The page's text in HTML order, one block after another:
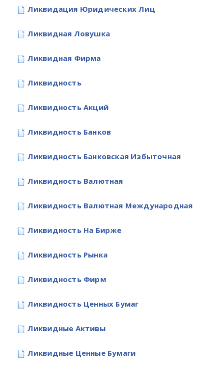
Ликвидация Юридических Лиц
Ликвидная Ловушка
Ликвидная Фирма
Ликвидность
Ликвидность Акций
Ликвидность Банков
Ликвидность Банковская Избыточная
Ликвидность Валютная
Ликвидность Валютная Международная
Ликвидность На Бирже
Ликвидность Рынка
Ликвидность Фирм
Ликвидность Ценных Бумаг
Ликвидные Активы
Ликвидные Ценные Бумаги